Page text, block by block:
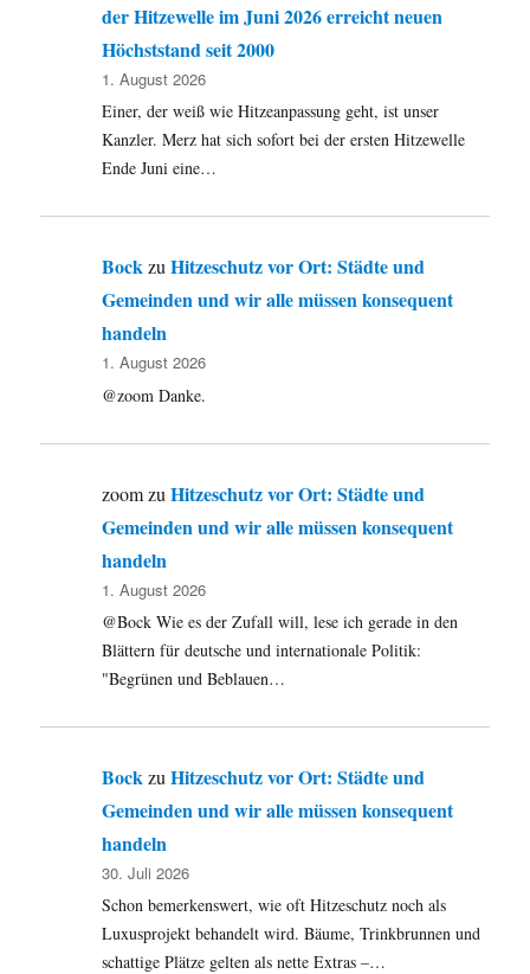
der Hitzewelle im Juni 2026 erreicht neuen
Höchststand seit 2000
1. August 2026
Einer, der weiß wie Hitzeanpassung geht, ist unser
Kanzler. Merz hat sich sofort bei der ersten Hitzewelle
Ende Juni eine…
BockzuHitzeschutz vor Ort: Städte und
Gemeinden und wir alle müssen konsequent
handeln
1. August 2026
@zoom Danke.
zoomzuHitzeschutz vor Ort: Städte und
Gemeinden und wir alle müssen konsequent
handeln
1. August 2026
@Bock Wie es der Zufall will, lese ich gerade in den
Blättern für deutsche und internationale Politik:
"Begrünen und Beblauen…
Bock zuHitzeschutz vor Ort: Städte und
Gemeinden und wir alle müssen konsequent
handeln
30. Juli 2026
Schon bemerkenswert, wie oft Hitzeschutz noch als
Luxusprojekt behandelt wird. Bäume, Trinkbrunnen und
schattige Plätze gelten als nette Extras –…